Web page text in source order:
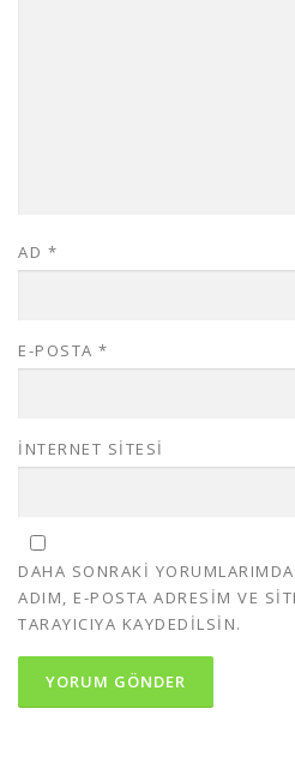
AD *
E-POSTA *
İNTERNET SITESI
DAHA SONRAKI
ADIM, E-POSTA ADRESIM VE
TARAYICIYA KAYDEDILSIN.